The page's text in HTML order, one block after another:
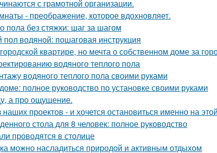
с грамотной организации.
- преображение, которое вдохновляет.
пола без стяжки: шаг за шагом
водяной: пошаговая инструкция
квартире, но мечта о собственном доме за
водяного теплого пола
водяного теплого пола своими руками
полное руководство по установке своими руками
а про ощущение.
проектов - и хочется остановиться именно на
стола для 8 человек: полное руководство
проводятся в столице
можно насладиться природой и активным отдыхом